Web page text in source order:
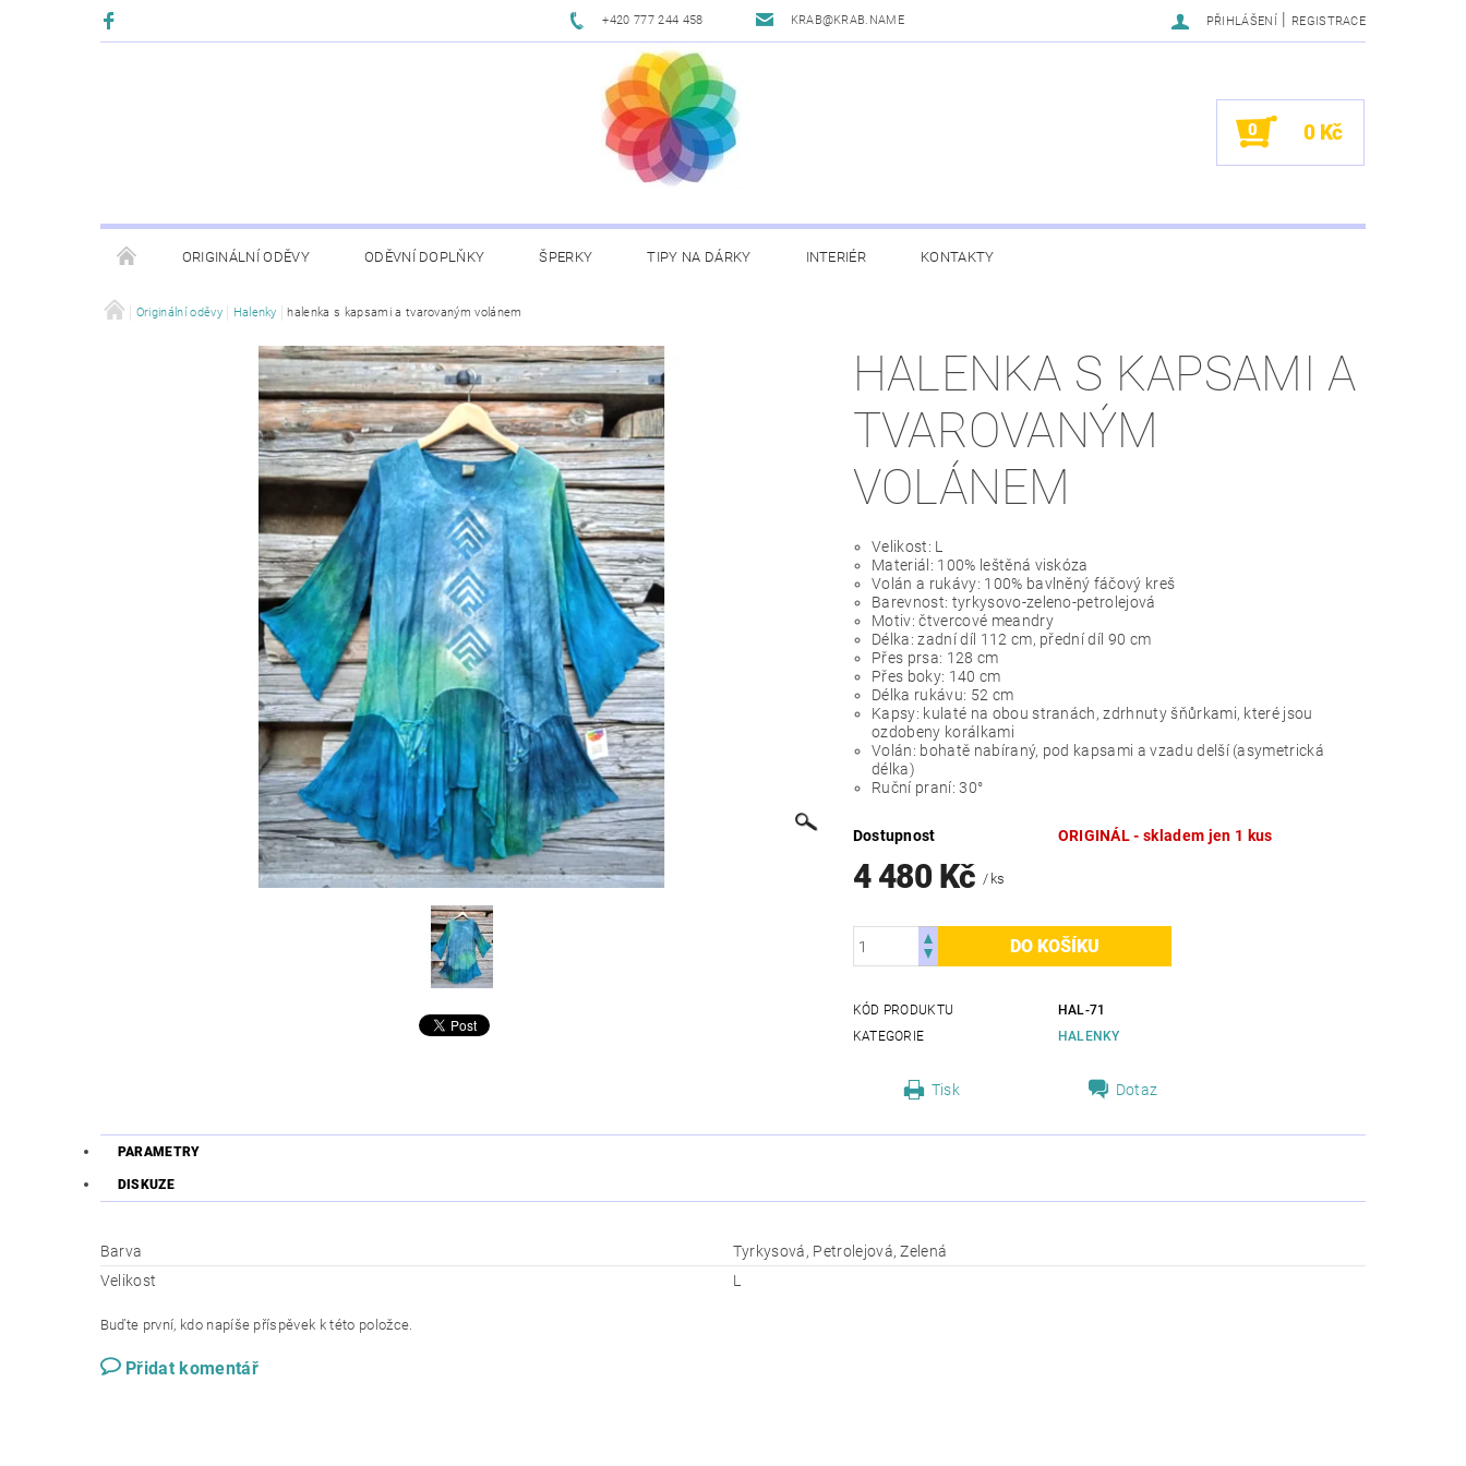
+420 777 244 458 KRAB@KRAB.NAME PŘIHLÁŠENÍ | REGISTRACE
0 0 Kč
ORIGINÁLNÍ ODĚVY ODĚVNÍ DOPLŇKY ŠPERKY TIPY NA DÁRKY INTERIÉR KONTAKTY
Originální oděvy Halenky halenka s kapsami a tvarovaným volánem
HALENKA S KAPSAMI A
TVAROVANÝM
VOLÁNEM
Velikost: L
Materiál: 100% leštěná viskóza
Volán a rukávy: 100% bavlněný fáčový kreš
Barevnost: tyrkysovo-zeleno-petrolejová
Motiv: čtvercové meandry
Délka: zadní díl 112 cm, přední díl 90 cm
Přes prsa: 128 cm
Přes boky: 140 cm
Délka rukávu: 52 cm
Kapsy: kulaté na obou stranách, zdrhnuty šňůrkami, které jsou
ozdobeny korálkami
Volán: bohatě nabíraný, pod kapsami a vzadu delší (asymetrická
délka)
Ruční praní: 30°
Dostupnost ORIGINÁL - skladem jen 1 kus
4 480 Kč/ ks
KÓD PRODUKTU
HAL-71
KATEGORIE
HALENKY
Tisk Dotaz
PARAMETRY
DISKUZE
Barva
Tyrkysová, Petrolejová, Zelená
Velikost
L
Buďte první, kdo napíše příspěvek k této položce.
Přidat komentář